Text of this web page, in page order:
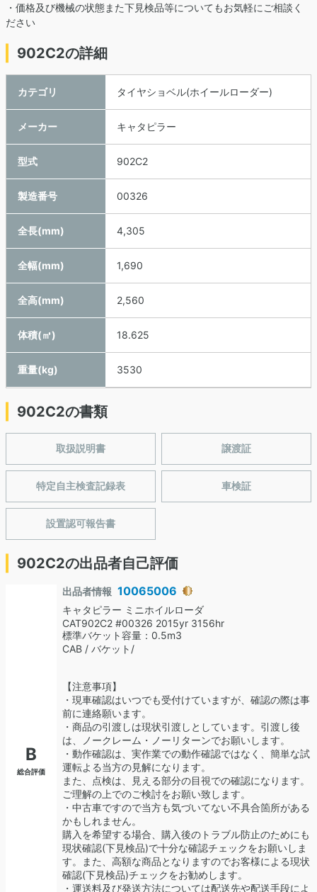
・価格及び機械の状態また下見検品等についてもお気軽にご相談く
ださい
902C2の詳細
カテゴリ タイヤショベル(ホイールローダー)
メーカー キャタピラー
型式 902C2
製造番号 00326
全長(mm) 4,305
全幅(mm) 1,690
全高(mm) 2,560
体積(㎥) 18.625
重量(kg) 3530
902C2の書類
取扱説明書 譲渡証
特定自主検査記録表 車検証
設置認可報告書
902C2の出品者自己評価
B
総合評価
出品者情報 10065006
キャタピラー ミニホイルローダ
CAT902C2 #00326 2015yr 3156hr
標準バケット容量：0.5m3
CAB / バケット/
【注意事項】
・現車確認はいつでも受付けていますが、確認の際は事
前に連絡願います。
・商品の引渡しは現状引渡しとしています。引渡し後
は、ノークレーム・ノーリターンでお願いします。
・動作確認は、実作業での動作確認ではなく、簡単な試
運転よる当方の見解になります。
また、点検は、見える部分の目視での確認になります。
ご理解の上でのご検討をお願い致します。
・中古車ですので当方も気づいてない不具合箇所がある
かもしれません。
購入を希望する場合、購入後のトラブル防止のためにも
現状確認(下見検品)で十分な確認チェックをお願いしま
す。また、高額な商品となりますのでお客様による現状
確認(下見検品)チェックをお勧めします。
・運送料及び発送方法については配送先や配送手段によ